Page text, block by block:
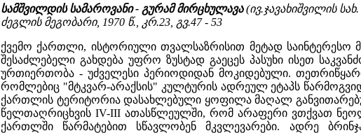
სამშვილდის სამაროვანი - გურამ მირცხულავა(ივ.ჯავახიშვილის
ძეგლის მეგობარი, 1970 წ., კრ.23, გვ.47 - 53
ქვემო ქართლი, ისტორიული თვალსაზრისით მეტად საინტერესო
შესაძლებელი გახდება უფრო ზუსტად გაეცეს პასუხი ისეთ
ურთიერთობა - უძველესი პერიოდიდან მოკიდებული.
რომლებიც "მტკვარ-არაქსის" კულტურის ადრეულ ეტაპს
ქართლის ტერიტორია დასახლებული ყოფილა მაღალ
წელთაღრიცხვის IV-III ათასწლეულში, რომ არაფერი ვთქვათ
ქართლში წარმატებით სწავლობენ მკვლევარები. ადრე